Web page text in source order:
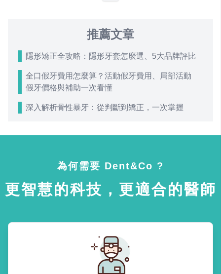
推薦文章
隱形矯正全攻略：隱形牙套怎麼選、5大品牌評比
全口假牙費用怎麼算？活動假牙費用、局部活動
假牙價格與補助一次看懂
深入解析骨性暴牙：從判斷到矯正，一次掌握
為何需要 Dent&Co ?
更智慧的科技，更適合的醫師